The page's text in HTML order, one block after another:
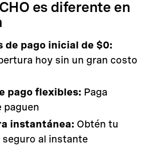
es diferente en
de pago inicial de $0:
hoy sin un gran costo
pago flexibles: Paga
paguen
instantánea: Obtén tu
al instante